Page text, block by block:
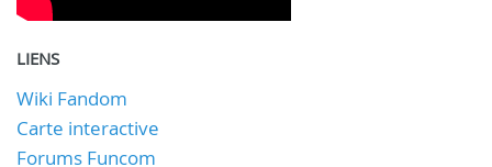
LIENS
Wiki Fandom
Carte interactive
Forums Funcom